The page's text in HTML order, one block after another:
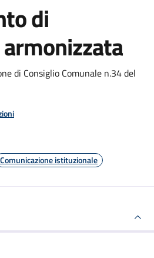
di
di Consiglio Comunale n.34 del
Comunicazione istituzionale